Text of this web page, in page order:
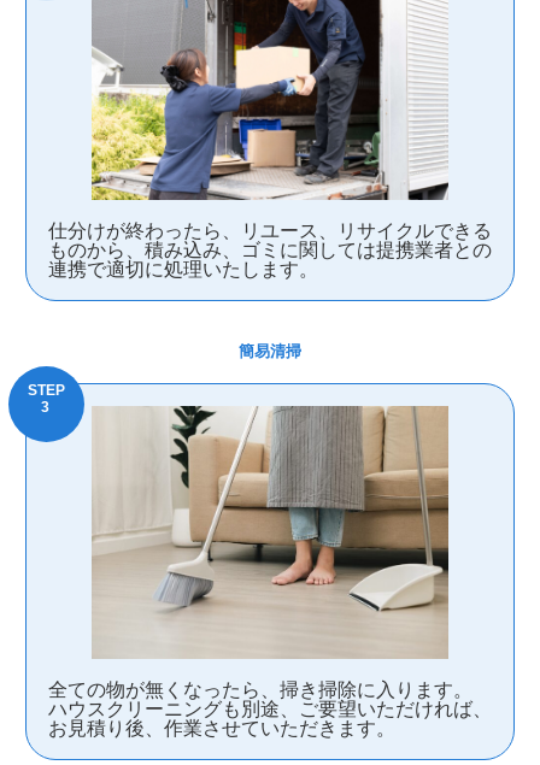
仕分けが終わったら、リユース、リサイクルできる
ものから、積み込み、ゴミに関しては提携業者との
連携で適切に処理いたします。
簡易清掃
全ての物が無くなったら、掃き掃除に入ります。
ハウスクリーニングも別途、ご要望いただければ、
お見積り後、作業させていただきます。